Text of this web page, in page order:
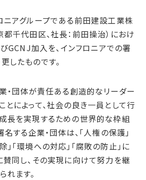
ムライン
ーン・マネジメント
ニアグループである前田建設工業株
都千代田区、社長：前田操治）におけ
GCNJ加入を、インフロニアでの署
したものです。
・団体が責任ある創造的なリーダー
とによって、社会の良き一員として行
長を実現するための世界的な枠組
する企業・団体は、「人権の保護」
」「環境への対応」「腐敗の防止」に
同し、その実現に向けて努力を継
れます。